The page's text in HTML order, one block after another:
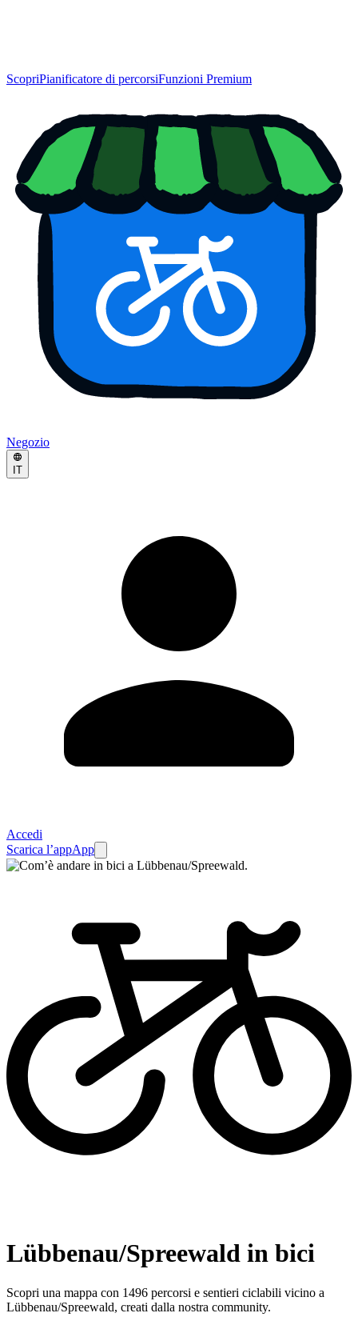
ScopriPianificatore di percorsiFunzioni Premium
Negozio
IT
Accedi
Scarica l’appApp
Lübbenau/Spreewald in bici
Scopri una mappa con 1496 percorsi e sentieri ciclabili vicino a
Lübbenau/Spreewald, creati dalla nostra community.